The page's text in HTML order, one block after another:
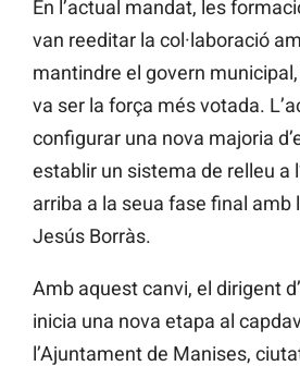
En l’actual mandat, les
van reeditar la col·laboració
mantindre el govern
va ser la força més votada.
configurar una nova majoria
establir un sistema de relleu a
arriba a la seua fase final amb
Jesús Borràs.
Amb aquest canvi, el dirigent
inicia una nova etapa al
l’Ajuntament de Manises,